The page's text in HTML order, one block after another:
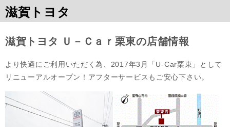
滋賀トヨタ
滋賀トヨタ Ｕ－Ｃａｒ栗東の店舗情報
より快適にご利用いただく為、2017年3月「U-Car栗東」として
リニューアルオープン！アフターサービスもご安心下さい。